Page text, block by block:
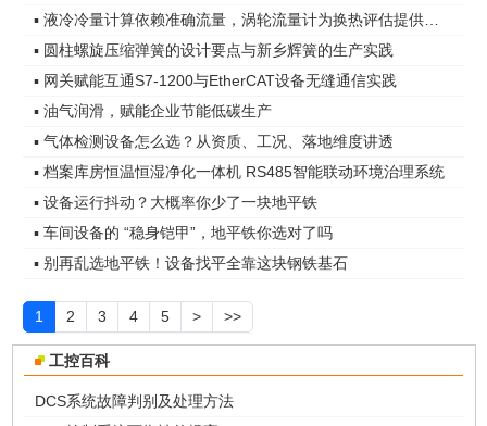
▪ 圆柱螺旋压缩弹簧的设计要点与新乡辉簧的生产实践
▪ 网关赋能互通S7-1200与EtherCAT设备无缝通信实践
▪ 油气润滑，赋能企业节能低碳生产
▪ 气体检测设备怎么选？从资质、工况、落地维度讲透
▪ 档案库房恒温恒湿净化一体机 RS485智能联动环境治理系统
▪ 设备运行抖动？大概率你少了一块地平铁
▪ 车间设备的 “稳身铠甲”，地平铁你选对了吗
▪ 别再乱选地平铁！设备找平全靠这块钢铁基石
1 2 3 4 5 > >>
工控百科
DCS系统故障判别及处理方法